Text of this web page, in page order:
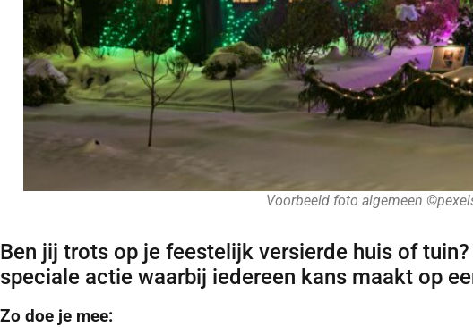
Voorbeeld foto algemeen
Ben jij trots op je feestelijk versierde huis of
speciale actie waarbij iedereen kans maakt op
Zo doe je mee: